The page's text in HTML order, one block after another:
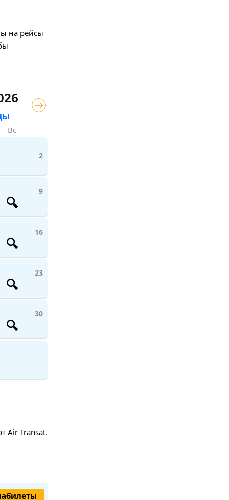
на рейсы
Вс
2
9
16
23
30
Air Transat.